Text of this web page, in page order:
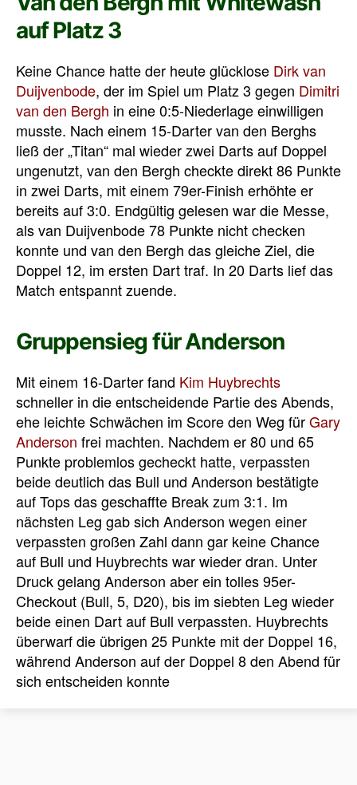
auf Platz 3
Keine Chance hatte der heute glücklose Dirk van
Duijvenbode, der im Spiel um Platz 3 gegen Dimitri
van den Bergh in eine 0:5-Niederlage einwilligen
musste. Nach einem 15-Darter van den Berghs
ließ der „Titan“ mal wieder zwei Darts auf Doppel
ungenutzt, van den Bergh checkte direkt 86 Punkte
in zwei Darts, mit einem 79er-Finish erhöhte er
bereits auf 3:0. Endgültig gelesen war die Messe,
als van Duijvenbode 78 Punkte nicht checken
konnte und van den Bergh das gleiche Ziel, die
Doppel 12, im ersten Dart traf. In 20 Darts lief das
Match entspannt zuende.
Gruppensieg für Anderson
Mit einem 16-Darter fand Kim Huybrechts
schneller in die entscheidende Partie des Abends,
ehe leichte Schwächen im Score den Weg fürGary
Anderson frei machten. Nachdem er 80 und 65
Punkte problemlos gecheckt hatte, verpassten
beide deutlich das Bull und Anderson bestätigte
auf Tops das geschaffte Break zum 3:1. Im
nächsten Leg gab sich Anderson wegen einer
verpassten großen Zahl dann gar keine Chance
auf Bull und Huybrechts war wieder dran. Unter
Druck gelang Anderson aber ein tolles 95er-
Checkout (Bull, 5, D20), bis im siebten Leg wieder
beide einen Dart auf Bull verpassten. Huybrechts
überwarf die übrigen 25 Punkte mit der Doppel 16,
während Anderson auf der Doppel 8 den Abend für
sich entscheiden konnte